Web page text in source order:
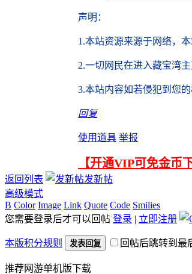
声明 ：
1.本站资源来源于网络，
2.一切网民在进入藏宝湾
3.本站内容如若侵犯到您
回复
使用道具 举报
【开通VIP可免金币
返回列表
发新帖
高级模式
B Color Image Link Quote Code Smilies
您需要登录后才可以回帖 登录 | 立即注册
本版积分规则 发表回复 回帖后跳转到最
推荐网游单机版下载